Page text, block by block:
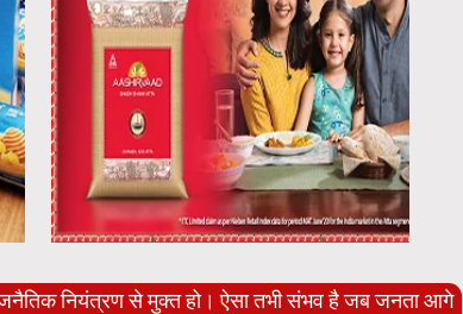
नियंत्रण से मुक्त हो। ऐसा तभी संभव है जब जनता आगे